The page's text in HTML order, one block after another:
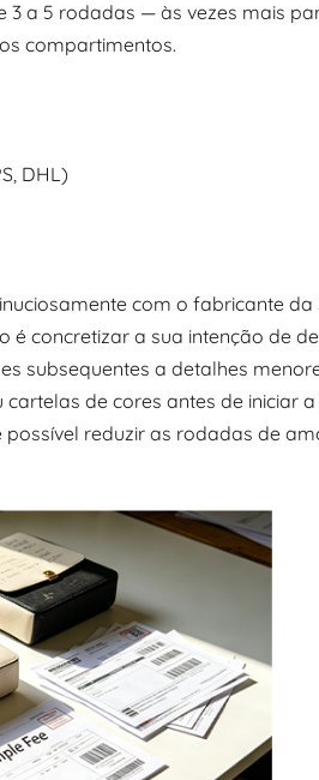
a 5 rodadas — às vezes mais
compartimentos.
DHL)
com o fabricante da
concretizar a sua intenção de
subsequentes a detalhes
de cores antes de iniciar
reduzir as rodadas de